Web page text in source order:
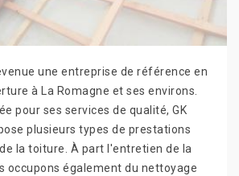
une entreprise de référence en
à La Romagne et ses environs.
pour ses services de qualité, GK
plusieurs types de prestations
la toiture. À part l'entretien de la
occupons également du nettoyage